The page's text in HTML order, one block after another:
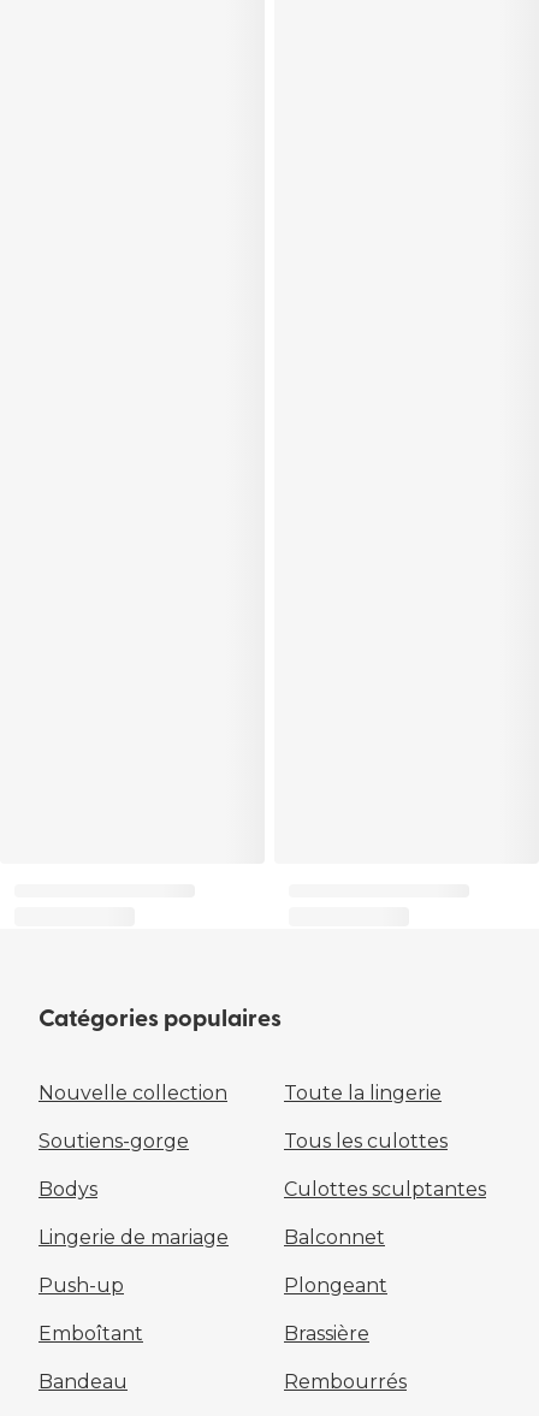
Catégories populaires
Nouvelle collection Toute la lingerie
Soutiens-gorge Tous les culottes
Bodys Culottes sculptantes
Lingerie de mariage Balconnet
Push-up Plongeant
Emboîtant Brassière
Bandeau Rembourrés